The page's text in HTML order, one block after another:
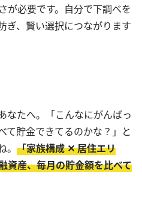
が必要です。自分で下調べを
ぎ、賢い選択につながります
なたへ。「こんなにがんばっ
て貯金できてるのかな？」と
「家族構成 ✕ 居住エリ
資産、毎月の貯金額を比べて